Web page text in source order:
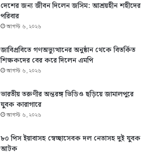
দেশের জন্য জীবন দিলেন জসিম: আশ্রয়হীন শহীদের
পরিবার
আগস্ট ৬, ২০২৬
জাবিপ্রবিতে গণঅভ্যুত্থানের অনুষ্ঠান থেকে বিতর্কিত
শিক্ষকদের বের করে দিলেন এমপি
আগস্ট ৬, ২০২৬
ভারতীয় তরুণীর অন্তরঙ্গ ভিডিও ছড়িয়ে জামালপুরে
যুবক কারাগারে
আগস্ট ৬, ২০২৬
৮০ পিস ইয়াবাসহ স্বেচ্ছাসেবক দল নেতাসহ দুই যুবক
আটক